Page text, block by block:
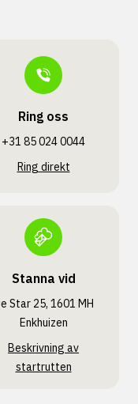
Ring oss
+31 85 024 0044
Ring direkt
Stanna vid
Star 25, 1601 MH
Enkhuizen
Beskrivning av
startrutten